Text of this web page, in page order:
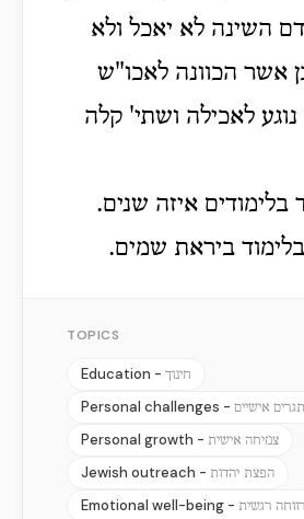
השינה לא יאכל ולא
אשר הכוונה לאכו"ש
נוגע לאכילה ושתי' קלה
בלימודים איזה שנים.
ביראת שמים.
TOPICS
Education - חינוך
Personal challenges - אישיים
Personal growth - צמיחה אישית
Jewish outreach - הפצת יהדות
Emotional well-being - רווחה רגשית